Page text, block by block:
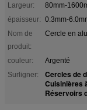
Largeur:
80mm-
épaisseur: 0.3mm-
Nom de
produit:
Cercle en
couleur:
Argenté
Surligner:
Cercles de
Cuisinières
Réservoirs